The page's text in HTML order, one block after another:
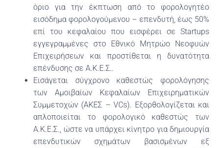
όριο για την έκπτωση από το φορολογητέο
εισόδημα φορολογούμενου – επενδυτή, έως 50%
επί του κεφαλαίου που εισφέρει σε Startups
εγγεγραμμένες στο Εθνικό Μητρώο Νεοφυών
Επιχειρήσεων και προστίθεται η δυνατότητα
επένδυσης σε Α.Κ.Ε.Σ..
Εισάγεται σύγχρονο καθεστώς φορολόγησης
των Αμοιβαίων Κεφαλαίων Επιχειρηματικών
Συμμετοχών (ΑΚΕΣ – VCs). Εξορθολογίζεται και
απλοποιείται το φορολογικό καθεστώς των
Α.Κ.Ε.Σ., ώστε να υπάρχει κίνητρο για δημιουργία
επενδυτικών σχημάτων βασισμένων εξ